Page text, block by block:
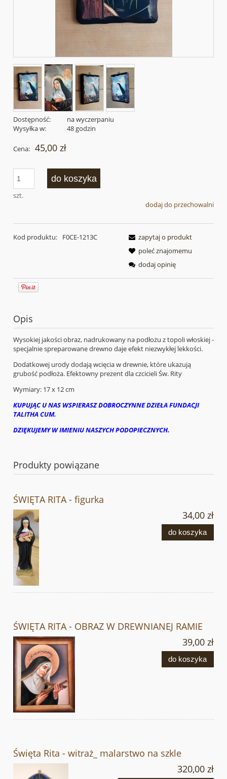
Dostępność:
na wyczerpaniu
Wysyłka w:
48 godzin
Cena: 45,00 zł
szt.
do koszyka
dodaj do przechowalni
Kod produktu: F0CE-1213C
zapytaj o produkt
poleć znajomemu
dodaj opinię
Opis
Wysokiej jakości obraz, nadrukowany na podłożu z topoli włoskiej -
specjalnie spreparowane drewno daje efekt niezwykłej lekkości.
Dodatkowej urody dodają wcięcia w drewnie, które ukazują
grubość podłoża. Efektowny prezent dla czcicieli Św. Rity
Wymiary: 17 x 12 cm
KUPUJĄC U NAS WSPIERASZ DOBROCZYNNE DZIEŁA FUNDACJI
TALITHA CUM.
DZIĘKUJEMY W IMIENIU NASZYCH PODOPIECZNYCH.
Produkty powiązane
ŚWIĘTA RITA - figurka
34,00 zł
do koszyka
ŚWIĘTA RITA - OBRAZ W DREWNIANEJ RAMIE
39,00 zł
do koszyka
Święta Rita - witraż_ malarstwo na szkle
320,00 zł